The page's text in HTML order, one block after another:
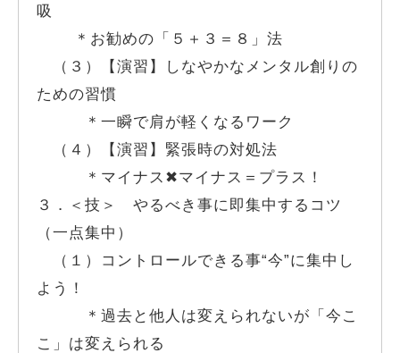
吸
＊お勧めの「５＋３＝８」法
（３）【演習】しなやかなメンタル創りの
ための習慣
＊一瞬で肩が軽くなるワーク
（４）【演習】緊張時の対処法
＊マイナス✖︎マイナス＝プラス！
３．＜技＞ やるべき事に即集中するコツ
（一点集中）
（１）コントロールできる事“今”に集中し
よう！
＊過去と他人は変えられないが「今こ
こ」は変えられる